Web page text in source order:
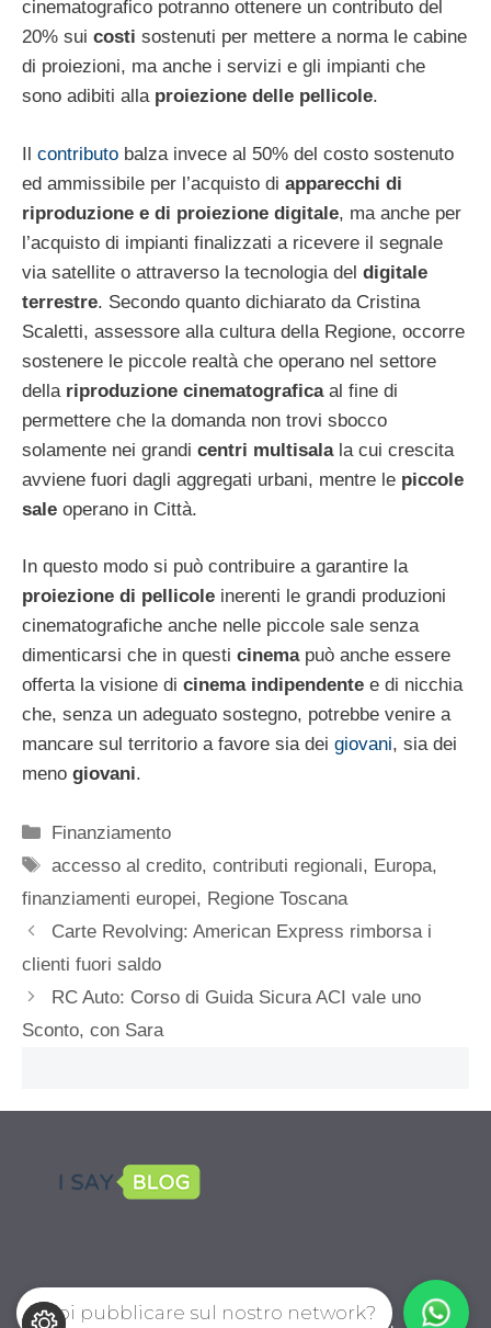
cinematografico potranno ottenere un contributo del
20% sui costi sostenuti per mettere a norma le cabine
di proiezioni, ma anche i servizi e gli impianti che
sono adibiti alla proiezione delle pellicole.
Il contributo balza invece al 50% del costo sostenuto
ed ammissibile per l’acquisto di apparecchi di
riproduzione e di proiezione digitale, ma anche per
l’acquisto di impianti finalizzati a ricevere il segnale
via satellite o attraverso la tecnologia del digitale
terrestre. Secondo quanto dichiarato da Cristina
Scaletti, assessore alla cultura della Regione, occorre
sostenere le piccole realtà che operano nel settore
della riproduzione cinematograficaal fine di
permettere che la domanda non trovi sbocco
solamente nei grandi centri multisalala cui crescita
avviene fuori dagli aggregati urbani, mentre le piccole
sale operano in Città.
In questo modo si può contribuire a garantire la
proiezione di pellicole inerenti le grandi produzioni
cinematografiche anche nelle piccole sale senza
dimenticarsi che in questi cinemapuò anche essere
offerta la visione di cinema indipendente e di nicchia
che, senza un adeguato sostegno, potrebbe venire a
mancare sul territorio a favore sia dei giovani, sia dei
meno giovani.
Categorie
Finanziamento
Tag
accesso al credito,contributi regionali, Europa,
finanziamenti europei, Regione Toscana
Carte Revolving: American Express rimborsa i
clienti fuori saldo
RC Auto: Corso di Guida Sicura ACI vale uno
Sconto, con Sara
Vuoi pubblicare sul nostro network?